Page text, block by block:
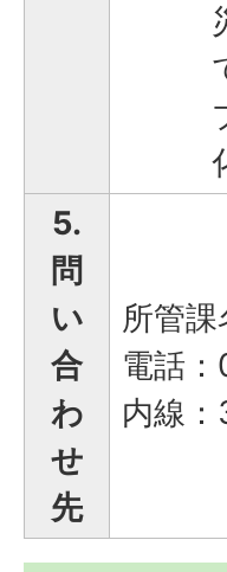
5.
問
い
合
わ
せ
先
所管
電話
内線